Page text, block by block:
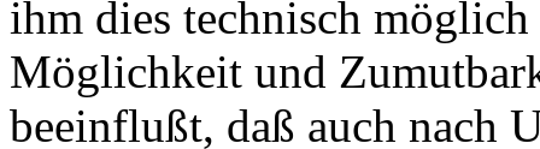
ihm dies technisch
Möglichkeit und
beeinflußt, daß auch nach